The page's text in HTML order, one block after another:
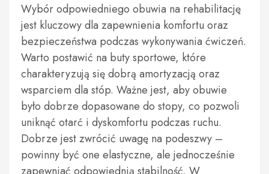
Wybór odpowiedniego obuwia na rehabilitację
jest kluczowy dla zapewnienia komfortu oraz
bezpieczeństwa podczas wykonywania ćwiczeń.
Warto postawić na buty sportowe, które
charakteryzują się dobrą amortyzacją oraz
wsparciem dla stóp. Ważne jest, aby obuwie
było dobrze dopasowane do stopy, co pozwoli
uniknąć otarć i dyskomfortu podczas ruchu.
Dobrze jest zwrócić uwagę na podeszwy –
powinny być one elastyczne, ale jednocześnie